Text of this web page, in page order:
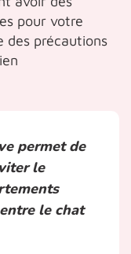
pour votre
des précautions
permet de
le
le chat